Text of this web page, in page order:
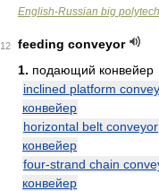
English-Russian big
12
feeding conveyor
1. подающий конвейер
inclined platform
конвейер
horizontal belt conveyor
конвейер
four-strand chain
конвейер